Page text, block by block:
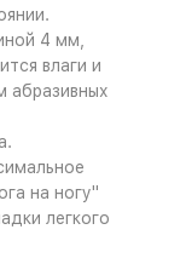
4 мм,
влаги и
абразивных
на ногу"
легкого